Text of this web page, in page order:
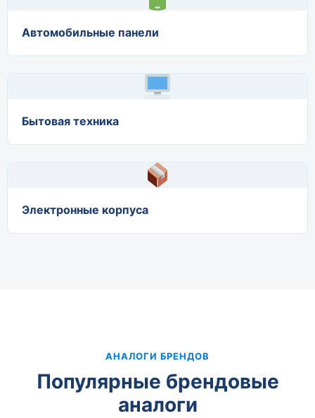
Автомобильные панели
Бытовая техника
Электронные корпуса
АНАЛОГИ БРЕНДОВ
Популярные брендовые
аналоги